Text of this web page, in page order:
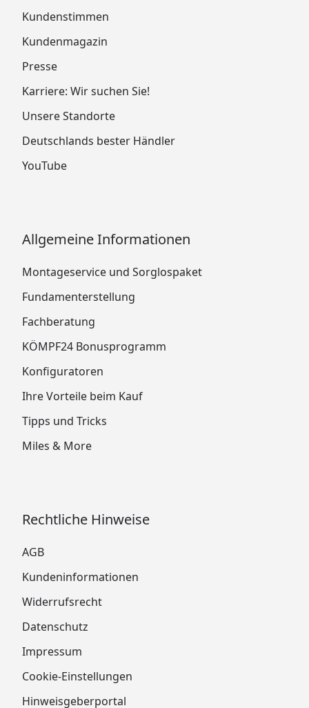
Kundenstimmen
Kundenmagazin
Presse
Karriere: Wir suchen Sie!
Unsere Standorte
Deutschlands bester Händler
YouTube
Allgemeine Informationen
Montageservice und Sorglospaket
Fundamenterstellung
Fachberatung
KÖMPF24 Bonusprogramm
Konfiguratoren
Ihre Vorteile beim Kauf
Tipps und Tricks
Miles & More
Rechtliche Hinweise
AGB
Kundeninformationen
Widerrufsrecht
Datenschutz
Impressum
Cookie-Einstellungen
Hinweisgeberportal